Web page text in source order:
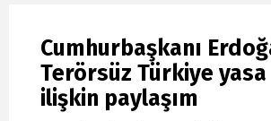
Cumhurbaşkanı
Terörsüz Türkiye
ilişkin paylaşım